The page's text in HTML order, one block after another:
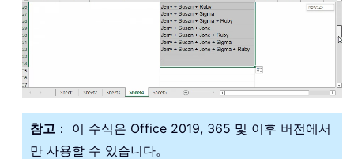
참고 ： 이 수식은 Office 2019, 365 및 이후 버전에서
만 사용할 수 있습니다。